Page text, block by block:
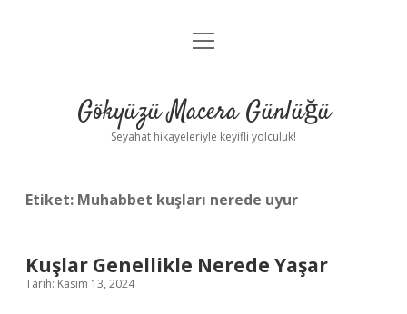
Anasayfa
Yasal Uyarı
menüyü
Gökyüzü Macera Günlüğü
Seyahat hikayeleriyle keyifli yolculuk!
Etiket: Muhabbet kuşları nerede uyur
Kuşlar Genellikle Nerede Yaşar
Tarih: Kasım 13, 2024